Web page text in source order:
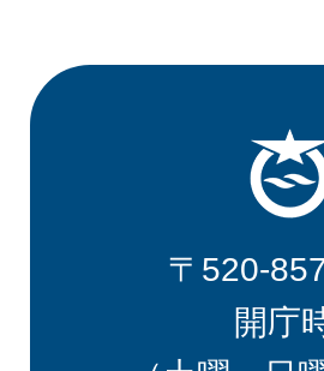
〒520-
開庁